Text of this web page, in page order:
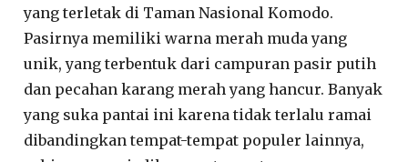
yang terletak di Taman Nasional Komodo.
Pasirnya memiliki warna merah muda yang
unik, yang terbentuk dari campuran pasir putih
dan pecahan karang merah yang hancur. Banyak
yang suka pantai ini karena tidak terlalu ramai
dibandingkan tempat-tempat populer lainnya,